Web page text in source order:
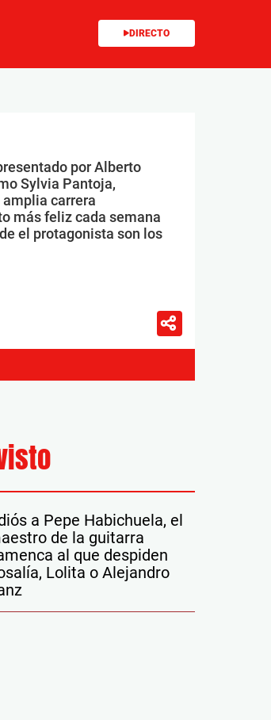
DIRECTO
por Alberto
Sylvia Pantoja,
amplia carrera
más feliz cada semana
el protagonista son los
a Pepe Habichuela, el
de la guitarra
al que despiden
Lolita o Alejandro